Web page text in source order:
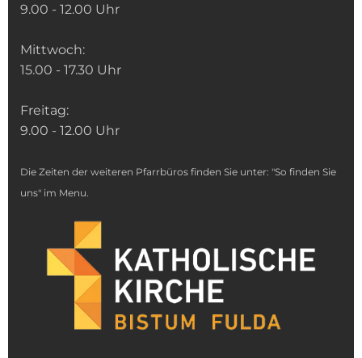
9.00 - 12.00 Uhr
Mittwoch:
15.00 - 17.30 Uhr
Freitag:
9.00 - 12.00 Uhr
Die Zeiten der weiteren Pfarrbüros finden Sie unter: "So finden Sie
uns" im Menu.